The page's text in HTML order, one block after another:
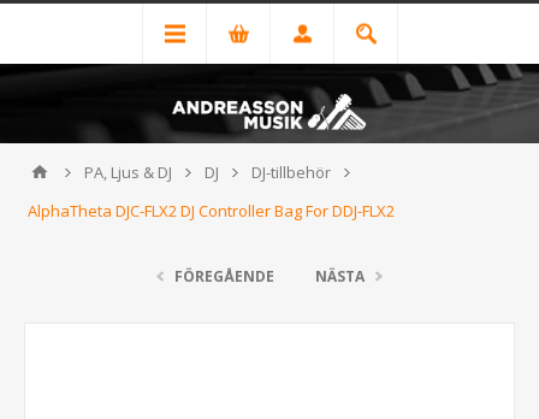
PA, Ljus & DJ DJ
DJ-tillbehör
AlphaTheta DJC-FLX2 DJ Controller Bag For DDJ-FLX2
FÖREGÅENDE NÄSTA